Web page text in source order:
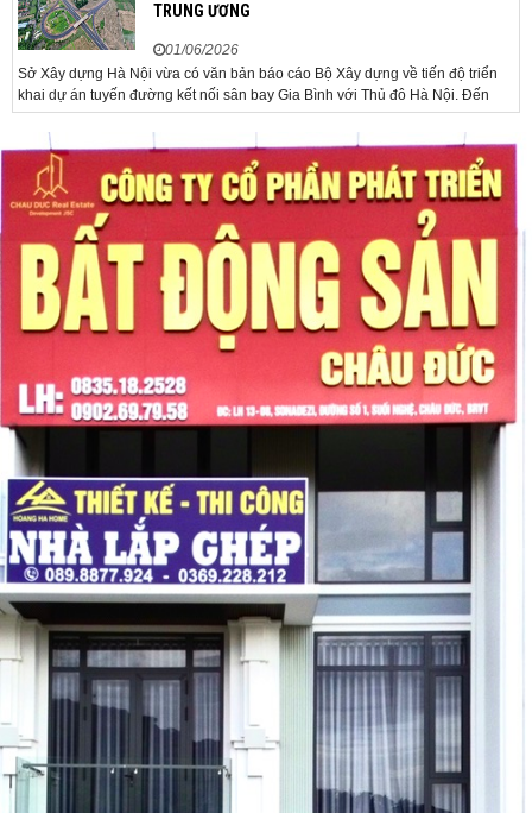
TRUNG ƯƠNG
01/06/2026
Sở Xây dựng Hà Nội vừa có văn bản báo cáo Bộ Xây dựng về tiến độ triển
khai dự án tuyến đường kết nối sân bay Gia Bình với Thủ đô Hà Nội. Đến
nay, công tác giải phóng mặt bằng và chuẩn bị đầu tư của dự án đã ghi nhận
nhiều kết...